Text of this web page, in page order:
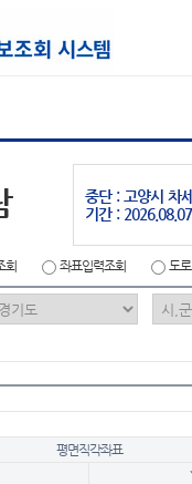
중단 : 고양시 차
기간 :
회 좌표입력조회 도
평면직각좌표